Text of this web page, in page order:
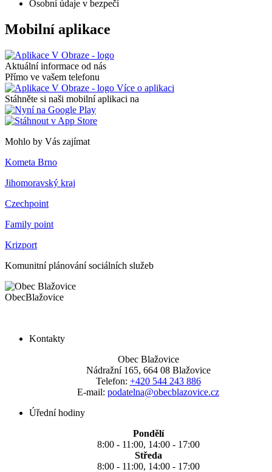
Osobní údaje v bezpečí
Mobilní aplikace
Aktuální informace od nás
Přímo ve vašem telefonu
Více o aplikaci
Stáhněte si naši mobilní aplikaci na
Mohlo by Vás zajímat
Kometa Brno
Jihomoravský kraj
Czechpoint
Family point
Krizport
Komunitní plánování sociálních služeb
ObecBlažovice
Kontakty
Obec Blažovice
Nádražní 165, 664 08 Blažovice
Telefon: +420 544 243 886
E-mail: podatelna@obecblazovice.cz
Úřední hodiny
Pondělí
8:00 - 11:00, 14:00 - 17:00
Středa
8:00 - 11:00, 14:00 - 17:00